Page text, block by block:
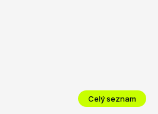
Celý seznam